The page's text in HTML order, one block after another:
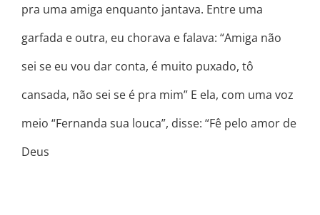
pra uma amiga enquanto jantava. Entre uma
garfada e outra, eu chorava e falava: “Amiga não
sei se eu vou dar conta, é muito puxado, tô
cansada, não sei se é pra mim” E ela, com uma voz
meio “Fernanda sua louca”, disse: “Fê pelo amor de
Deus